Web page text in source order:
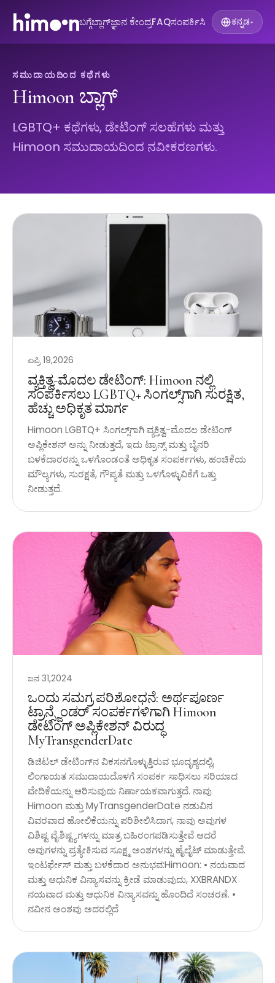
ಬಗ್ಗೆಬ್ಲಾಗ್ಜ್ಞಾನ ಕೇಂದ್ರFAQಸಂಪರ್ಕಿಸಿ ಕನ್ನಡ▾
ಸಮುದಾಯದಿಂದ ಕಥೆಗಳು
Himoon ಬ್ಲಾಗ್
LGBTQ+ ಕಥೆಗಳು, ಡೇಟಿಂಗ್ ಸಲಹೆಗಳು ಮತ್ತು
Himoon ಸಮುದಾಯದಿಂದ ನವೀಕರಣಗಳು.
ಏಪ್ರಿ 19,2026
ವ್ಯಕ್ತಿತ್ವ-ಮೊದಲ ಡೇಟಿಂಗ್: Himoon ನಲ್ಲಿ
ಸಂಪರ್ಕಿಸಲು LGBTQ+ ಸಿಂಗಲ್ಸ್‌ಗಾಗಿ ಸುರಕ್ಷಿತ,
ಹೆಚ್ಚು ಅಧಿಕೃತ ಮಾರ್ಗ
Himoon LGBTQ+ ಸಿಂಗಲ್ಸ್‌ಗಾಗಿ ವ್ಯಕ್ತಿತ್ವ-ಮೊದಲ ಡೇಟಿಂಗ್
ಅಪ್ಲಿಕೇಶನ್ ಅನ್ನು ನೀಡುತ್ತದೆ, ಇದು ಟ್ರಾನ್ಸ್ ಮತ್ತು ಬೈನರಿ
ಬಳಕೆದಾರರನ್ನು ಒಳಗೊಂಡಂತೆ ಅಧಿಕೃತ ಸಂಪರ್ಕಗಳು, ಹಂಚಿಕೆಯ
ಮೌಲ್ಯಗಳು, ಸುರಕ್ಷತೆ, ಗೌಪ್ಯತೆ ಮತ್ತು ಒಳಗೊಳ್ಳುವಿಕೆಗೆ ಒತ್ತು
ನೀಡುತ್ತದೆ.
ಜನ 31,2024
ಒಂದು ಸಮಗ್ರ ಪರಿಶೋಧನೆ: ಅರ್ಥಪೂರ್ಣ
ಟ್ರಾನ್ಸ್ಜೆಂಡರ್ ಸಂಪರ್ಕಗಳಿಗಾಗಿ Himoon
ಡೇಟಿಂಗ್ ಅಪ್ಲಿಕೇಶನ್ ವಿರುದ್ಧ
MyTransgenderDate
ಡಿಜಿಟಲ್ ಡೇಟಿಂಗ್‌ನ ವಿಕಸನಗೊಳ್ಳುತ್ತಿರುವ ಭೂದೃಶ್ಯದಲ್ಲಿ,
ಲಿಂಗಾಯತ ಸಮುದಾಯದೊಳಗೆ ಸಂಪರ್ಕ ಸಾಧಿಸಲು ಸರಿಯಾದ
ವೇದಿಕೆಯನ್ನು ಆರಿಸುವುದು ನಿರ್ಣಾಯಕವಾಗುತ್ತದೆ. ನಾವು
Himoon ಮತ್ತು MyTransgenderDate ನಡುವಿನ
ವಿವರವಾದ ಹೋಲಿಕೆಯನ್ನು ಪರಿಶೀಲಿಸಿದಾಗ, ನಾವು ಅವುಗಳ
ವಿಶಿಷ್ಟ ವೈಶಿಷ್ಟ್ಯಗಳನ್ನು ಮಾತ್ರ ಬಹಿರಂಗಪಡಿಸುತ್ತೇವೆ ಆದರೆ
ಅವುಗಳನ್ನು ಪ್ರತ್ಯೇಕಿಸುವ ಸೂಕ್ಷ್ಮ ಅಂಶಗಳನ್ನು ಹೈಲೈಟ್ ಮಾಡುತ್ತೇವೆ.
ಇಂಟರ್ಫೇಸ್ ಮತ್ತು ಬಳಕೆದಾರ ಅನುಭವ:Himoon: • ನಯವಾದ
ಮತ್ತು ಆಧುನಿಕ ವಿನ್ಯಾಸವನ್ನು ಕ್ರೀಡೆ ಮಾಡುವುದು, XXBRANDX
ನಯವಾದ ಮತ್ತು ಆಧುನಿಕ ವಿನ್ಯಾಸವನ್ನು ಹೊಂದಿದೆ ಸಂಚರಣೆ. •
ನವೀನ ಅಂಶವು ಅದರಲ್ಲಿದೆ